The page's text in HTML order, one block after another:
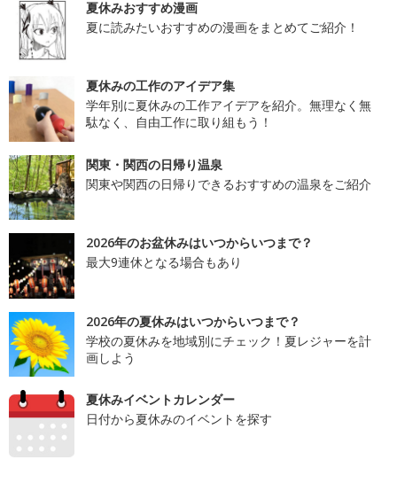
夏休みおすすめ漫画
夏に読みたいおすすめの漫画をまとめてご紹介！
夏休みの工作のアイデア集
学年別に夏休みの工作アイデアを紹介。無理なく無
駄なく、自由工作に取り組もう！
関東・関西の日帰り温泉
関東や関西の日帰りできるおすすめの温泉をご紹介
2026年のお盆休みはいつからいつまで？
最大9連休となる場合もあり
2026年の夏休みはいつからいつまで？
学校の夏休みを地域別にチェック！夏レジャーを計
画しよう
夏休みイベントカレンダー
日付から夏休みのイベントを探す